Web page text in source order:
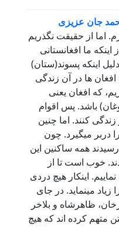
عزیزی
حقیقت نگذریم
افغانستانی
پسوند(ستان)
در آن زندگی
یعنی
پس اقوام
اما چنین
چون
ساکنین این
تا از
هیچ دردی
در جای
و بلاخر
اند که هیچ